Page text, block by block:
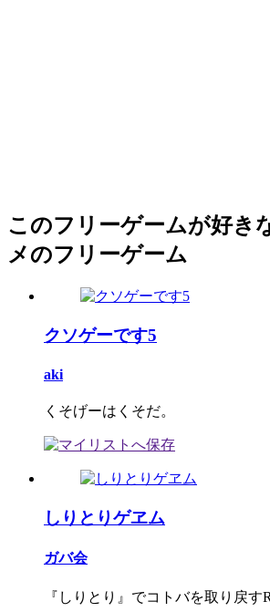
このフリーゲームが好き
メのフリーゲーム
クソゲーです5
aki
くそげーはくそだ。
しりとりゲヱム
ガバ会
『しりとり』でコトバを取り戻す